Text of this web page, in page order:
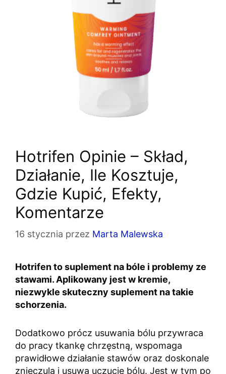
Hotrifen Opinie – Skład,
Działanie, Ile Kosztuje,
Gdzie Kupić, Efekty,
Komentarze
16 stycznia przez Marta Malewska
Hotrifen to suplement na bóle i problemy ze
stawami. Aplikowany jest w kremie,
niezwykle skuteczny suplement na takie
schorzenia.
Dodatkowo prócz usuwania bólu przywraca
do pracy tkankę chrzęstną, wspomaga
prawidłowe działanie stawów oraz doskonale
znieczula i usuwa uczucie bólu. Jest w tym po